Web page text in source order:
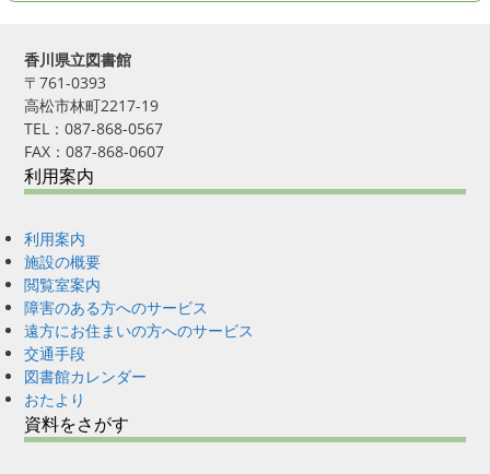
香川県立図書館
〒761-0393
高松市林町2217-19
TEL：087-868-0567
FAX：087-868-0607
利用案内
利用案内
施設の概要
閲覧室案内
障害のある方へのサービス
遠方にお住まいの方へのサービス
交通手段
図書館カレンダー
おたより
資料をさがす